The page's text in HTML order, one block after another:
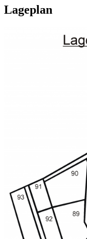
Lageplan